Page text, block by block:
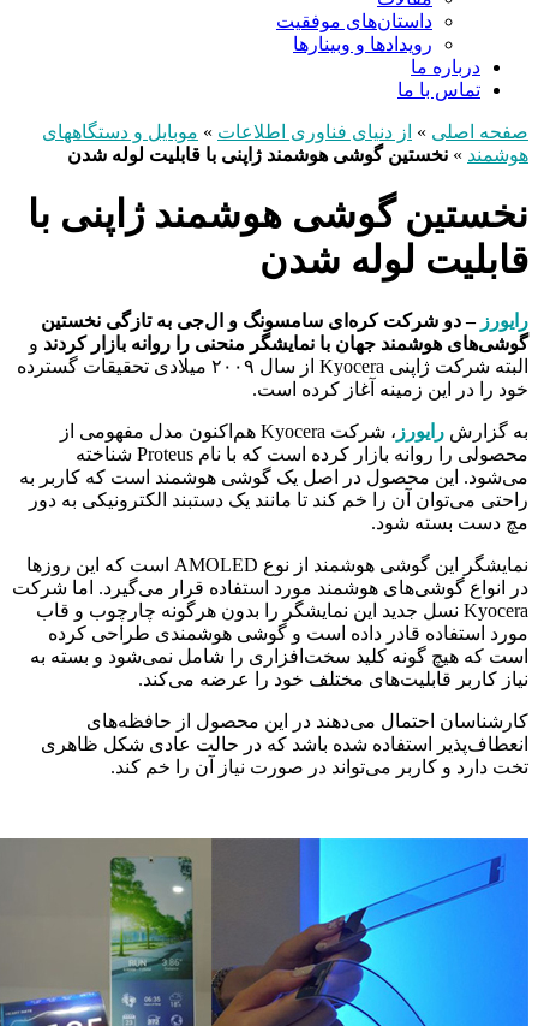
داستان‌های موفقیت
رویدادها و وبینارها
درباره ما
تماس با ما
صفحه اصلی » از دنیای فناوری اطلاعات » موبایل و دستگاههای
هوشمند » نخستین گوشی هوشمند ژاپنی با قابلیت لوله شدن
نخستین گوشی هوشمند ژاپنی با
قابلیت لوله شدن
رایورز – دو شرکت کره‌ای سامسونگ و ال‌جی به تازگی نخستین
گوشی‌های هوشمند جهان با نمایشگر منحنی را روانه بازار کردند و
البته شرکت ژاپنی Kyocera از سال ۲۰۰۹ میلادی تحقیقات گسترده
خود را در این زمینه آغاز کرده است.
به گزارش رایورز
، شرکت Kyocera هم‌اکنون مدل مفهومی از
محصولی را روانه بازار کرده است که با نام Proteus شناخته
می‌شود. این محصول در اصل یک گوشی هوشمند است که کاربر به
راحتی می‌توان آن را خم کند تا مانند یک دستبند الکترونیکی به دور
مچ دست بسته شود.
نمایشگر این گوشی هوشمند از نوع AMOLED است که این روزها
در انواع گوشی‌های هوشمند مورد استفاده قرار می‌گیرد. اما شرکت
Kyocera نسل جدید این نمایشگر را بدون هرگونه چارچوب و قاب
مورد استفاده قادر داده است و گوشی هوشمندی طراحی کرده
است که هیچ گونه کلید سخت‌افزاری را شامل نمی‌شود و بسته به
نیاز کاربر قابلیت‌های مختلف خود را عرضه می‌کند.
کارشناسان احتمال می‌دهند در این محصول از حافظه‌های
انعطاف‌پذیر استفاده شده باشد که در حالت عادی شکل ظاهری
تخت دارد و کاربر می‌تواند در صورت نیاز آن را خم کند.